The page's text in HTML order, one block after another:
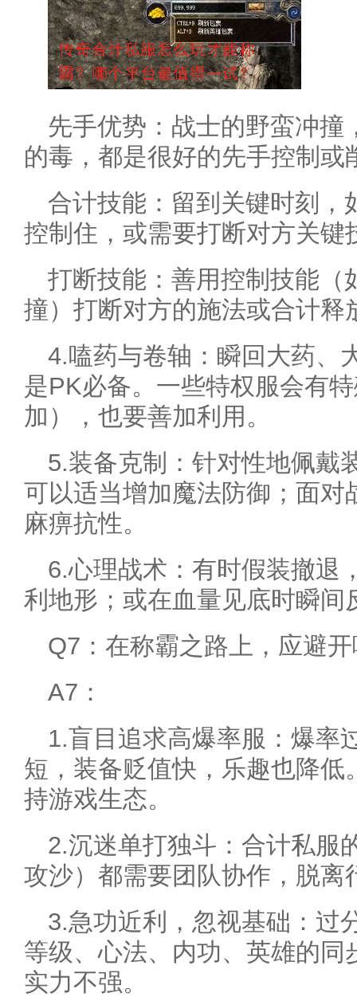
先手优势：战士的野蛮冲撞
的毒，都是很好的先手控制或
合计技能：留到关键时刻，
控制住，或需要打断对方关键
打断技能：善用控制技能（
撞）打断对方的施法或合计释
4.嗑药与卷轴：瞬回大药、
是PK必备。一些特权服会有
加），也要善加利用。
5.装备克制：针对性地佩戴
可以适当增加魔法防御；面对
麻痹抗性。
6.心理战术：有时假装撤退
利地形；或在血量见底时瞬间
Q7：在称霸之路上，应避
A7：
1.盲目追求高爆率服：爆率
短，装备贬值快，乐趣也降低
持游戏生态。
2.沉迷单打独斗：合计私服
攻沙）都需要团队协作，脱离
3.急功近利，忽视基础：过
等级、心法、内功、英雄的同
实力不强。